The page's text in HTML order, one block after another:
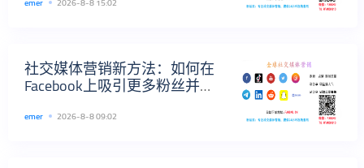
社交媒体营销新方法：如何在
Facebook上吸引更多粉丝并提
emer 2026-8-8 09:02